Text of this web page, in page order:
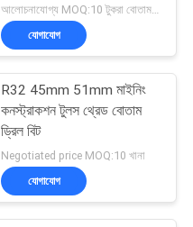
যোগাযোগ
R32 45mm 51mm মাইনিং
কনস্ট্রাকশন টুলস থ্রেড বোতাম
ড্রিল বিট
Negotiated price MOQ:10 খানা
যোগাযোগ